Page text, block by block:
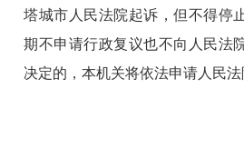
塔城市人民法院起诉，但不得停
期不申请行政复议也不向人民法
决定的，本机关将依法申请人民法